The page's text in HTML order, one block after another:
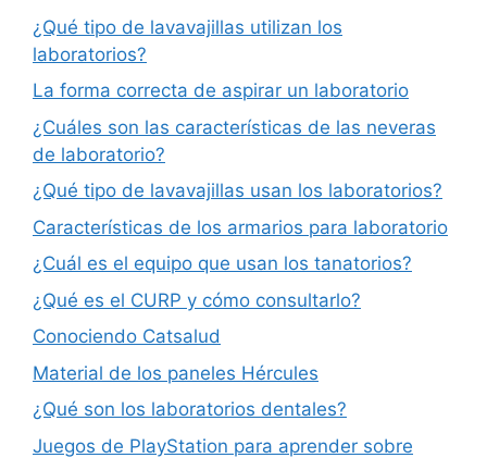
¿Qué tipo de lavavajillas utilizan los
laboratorios?
La forma correcta de aspirar un laboratorio
¿Cuáles son las características de las neveras
de laboratorio?
¿Qué tipo de lavavajillas usan los laboratorios?
Características de los armarios para laboratorio
¿Cuál es el equipo que usan los tanatorios?
¿Qué es el CURP y cómo consultarlo?
Conociendo Catsalud
Material de los paneles Hércules
¿Qué son los laboratorios dentales?
Juegos de PlayStation para aprender sobre